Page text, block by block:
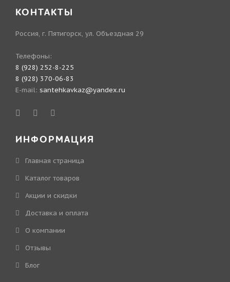
КОНТАКТЫ
Россия, г. Пятигорск, ул. Объездная 29
Телефоны:
8 (928) 252-8-225
8 (928) 370-06-83
E-mail: santehkavkaz@yandex.ru
ИНФОРМАЦИЯ
Главная страница
Каталог товаров
Акции и скидки
Доставка и оплата
О компании
Отзывы
Блог